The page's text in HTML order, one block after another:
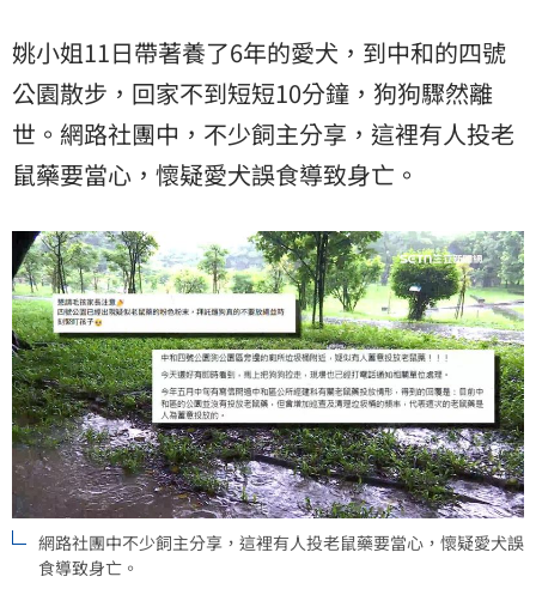
姚小姐11日帶著養了6年的愛犬，到中和的四號
公園散步，回家不到短短10分鐘，狗狗驟然離
世。網路社團中，不少飼主分享，這裡有人投老
鼠藥要當心，懷疑愛犬誤食導致身亡。
網路社團中不少飼主分享，這裡有人投老鼠藥要當心，懷疑愛犬誤
食導致身亡。